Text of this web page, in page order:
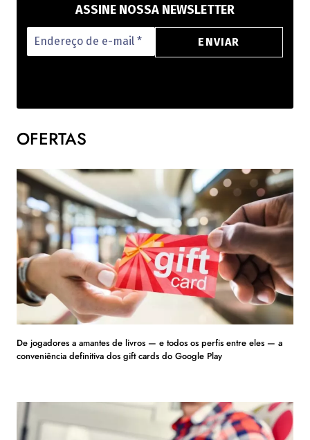
ASSINE NOSSA NEWSLETTER
OFERTAS
De jogadores a amantes de livros — e todos os perfis entre eles — a
conveniência definitiva dos gift cards do Google Play